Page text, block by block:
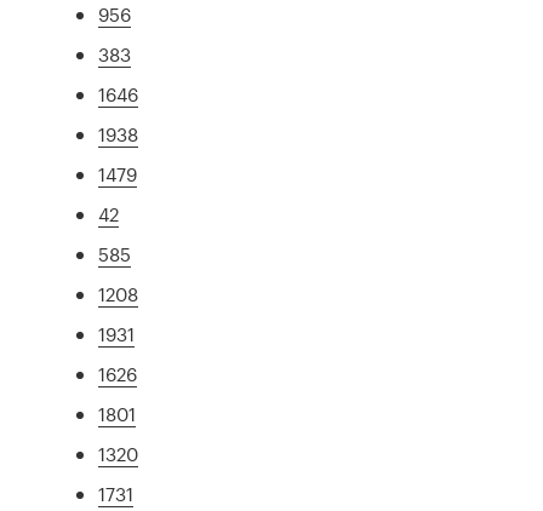
956
383
1646
1938
1479
42
585
1208
1931
1626
1801
1320
1731